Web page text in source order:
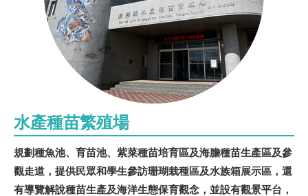
水產種苗繁殖場
規劃種魚池、育苗池、紫菜種苗培育區及海膽種苗生產區及參
觀走道，提供民眾和學生參訪珊瑚栽種區及水族箱展示區，還
有導覽解說種苗生產及海洋生態保育觀念，並設有觀景平台，